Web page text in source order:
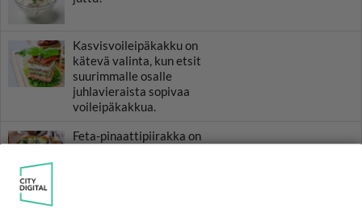
Kasvisvoileipäkakku on
kätevä valinta, kun etsit
suurimmalle osalle
juhlavieraista sopivaa
voileipäkakkua.
Feta-pinaattipiirakka on